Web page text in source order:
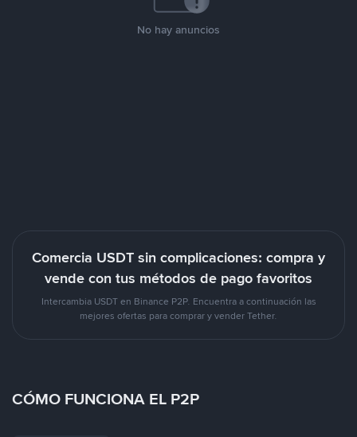
No hay anuncios
Comercia USDT sin complicaciones: compra y
vende con tus métodos de pago favoritos
Intercambia USDT en Binance P2P. Encuentra a continuación las
mejores ofertas para comprar y vender Tether.
CÓMO FUNCIONA EL P2P